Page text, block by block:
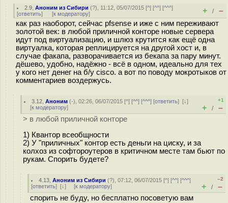
2.9 ,Аноним из Сибири (?), 11:12, 05/07/2015 [^] [^^] [^^^]
[ответить] [к модератору] + / –
как раз наоборот, сейчас pfsense и иже с ним переживают
золотой век: в любой приличной конторе новые сервера
идут под виртуализацию, и шлюз крутится как ещё одна
виртуалка, которая реплицируется на другой хост и, в
случае факапа, разворачивается из бекапа за пару минут.
дёшево, удобно, надёжно - всё в одном, идеально для тех
у кого нет денег на б/у cisco. а вот по поводу мокротыков от
комментариев воздержусь.
3.12 ,Аноним (-), 02:26, 06/07/2015 [^] [^^] [^^^] [ответить][↓]
[к модератору]
+1
+ / –
> в любой приличной конторе
1) Квантор всеобщности
2) У "приличных" контор есть деньги на циску, и за
колхоз из софтороутеров в критичном месте там бьют по
рукам. Спорить будете?
4.13 ,Аноним из Сибири (?), 07:12, 06/07/2015 [^] [^^] [^^^]
[ответить] [↓] [к модератору]
–2
+ / –
спорить не буду, но бесплатно посоветую вам